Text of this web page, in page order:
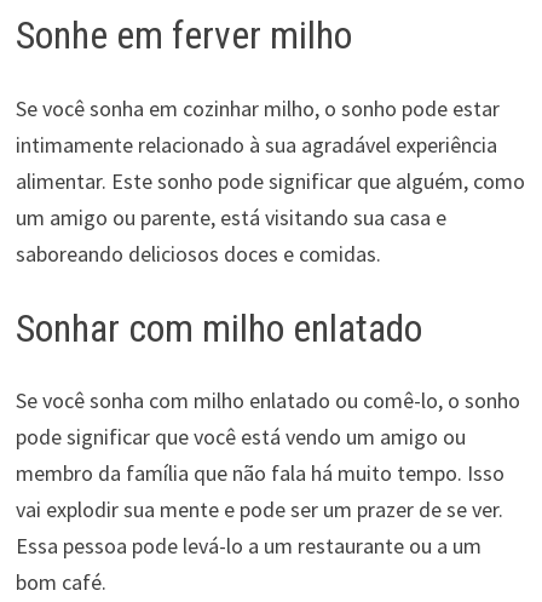
Sonhe em ferver milho
Se você sonha em cozinhar milho, o sonho pode estar
intimamente relacionado à sua agradável experiência
alimentar. Este sonho pode significar que alguém, como
um amigo ou parente, está visitando sua casa e
saboreando deliciosos doces e comidas.
Sonhar com milho enlatado
Se você sonha com milho enlatado ou comê-lo, o sonho
pode significar que você está vendo um amigo ou
membro da família que não fala há muito tempo. Isso
vai explodir sua mente e pode ser um prazer de se ver.
Essa pessoa pode levá-lo a um restaurante ou a um
bom café.